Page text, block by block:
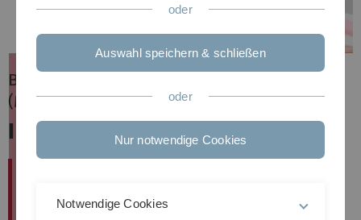
Berufsbegleitender Masterstudiengang
(M.Sc.)
Instruktionsdesign
Sie im berufsbegleitenden Masterstudiengang
oder
Auswahl speichern & schließen
oder
Nur notwendige Cookies
Notwendige Cookies